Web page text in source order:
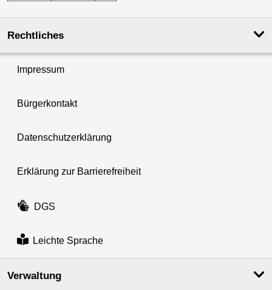
Rechtliches
Impressum
Bürgerkontakt
Datenschutzerklärung
Erklärung zur Barrierefreiheit
DGS
Leichte Sprache
Verwaltung